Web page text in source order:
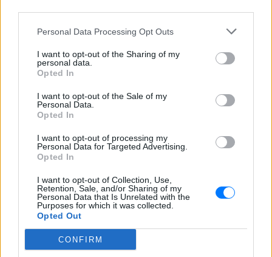
Personal Data Processing Opt Outs
I want to opt-out of the Sharing of my
personal data.
Opted In
I want to opt-out of the Sale of my
Personal Data.
Opted In
I want to opt-out of processing my
Personal Data for Targeted Advertising.
Opted In
I want to opt-out of Collection, Use,
Retention, Sale, and/or Sharing of my
Personal Data that Is Unrelated with the
Purposes for which it was collected.
Opted Out
CONFIRM
ΔΕΙΤΕ ΕΠΙΣΗΣ